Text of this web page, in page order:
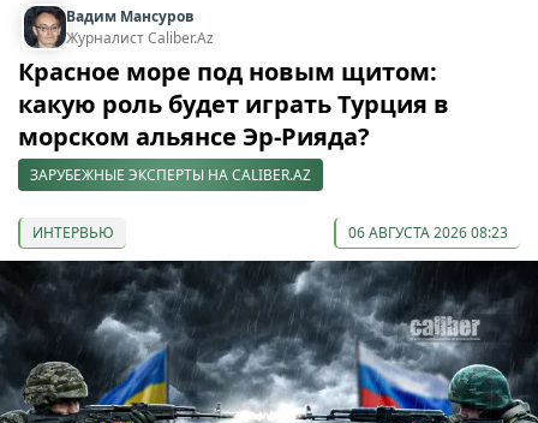
Вадим Мансуров
Журналист Caliber.Az
Красное море под новым щитом:
какую роль будет играть Турция в
морском альянсе Эр-Рияда?
ЗАРУБЕЖНЫЕ ЭКСПЕРТЫ НА CALIBER.AZ
ИНТЕРВЬЮ 06 АВГУСТА 2026 08:23